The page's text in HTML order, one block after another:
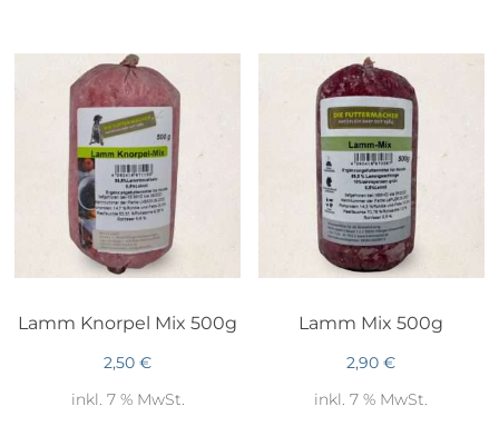
Lamm Knorpel Mix 500g
2,50 €
inkl. 7 % MwSt.
Lamm Mix 500g
2,90€
inkl. 7 % MwSt.